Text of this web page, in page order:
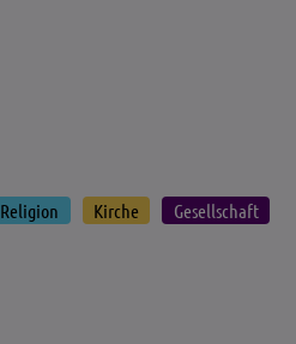
Religion Kirche
Gesellschaft